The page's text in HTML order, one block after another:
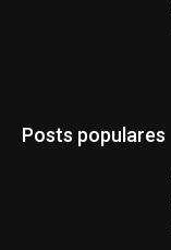
Posts populares